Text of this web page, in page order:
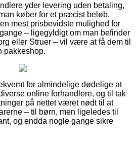
yder levering uden betaling,
køber for et præcist beløb.
mest prisbevidste mulighed for
– ligegyldigt om man befinder
eller Struer – vil være at få dem til
pakkeshop.
for almindelige dødelige at
online forhandlere, og til tak
på nettet været nødt til at
– til børn, men ligeledes til
og endda nogle gange sikre